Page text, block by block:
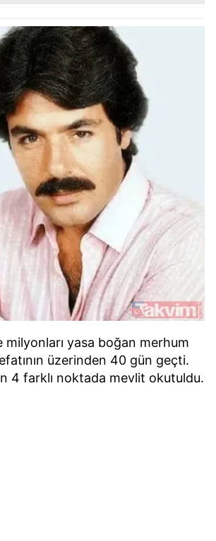
milyonları yasa boğan merhum
üzerinden 40 gün geçti.
4 farklı noktada mevlit okutuldu.